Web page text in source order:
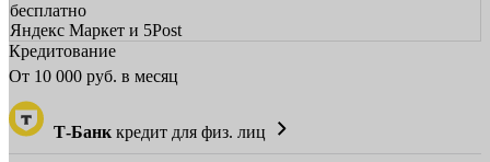
бесплатно
Яндекс Маркет и 5Post
Кредитование
От 10 000 руб. в месяц
Т-Банк кредит для физ. лиц